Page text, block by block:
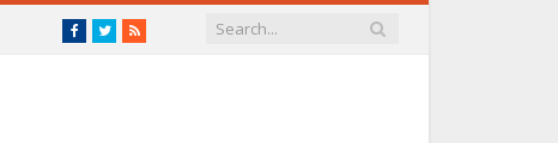
Facebook
TwitterRSS